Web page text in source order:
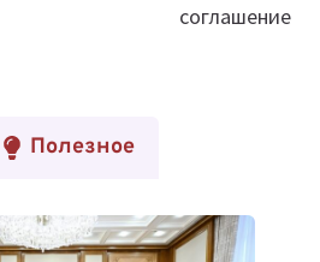
соглашение
Полезное